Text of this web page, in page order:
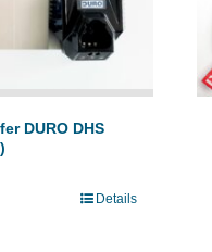
DURO DHS
Details